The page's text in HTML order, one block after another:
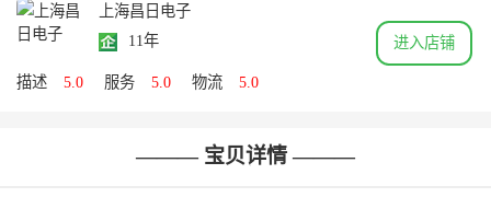
上海昌日电子
11年
描述 5.0 服务 5.0 物流 5.0
进入店铺
——— 宝贝详情 ———